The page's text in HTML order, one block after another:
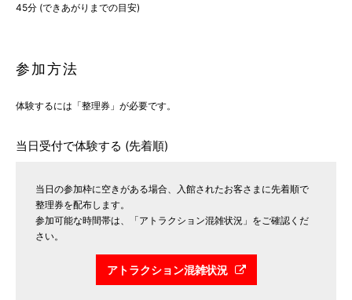
45分 (できあがりまでの目安)
参加方法
体験するには「整理券」が必要です。
当日受付で体験する (先着順)
当日の参加枠に空きがある場合、入館されたお客さまに先着順で
整理券を配布します。
参加可能な時間帯は、「アトラクション混雑状況」をご確認くだ
さい。
アトラクション混雑状況